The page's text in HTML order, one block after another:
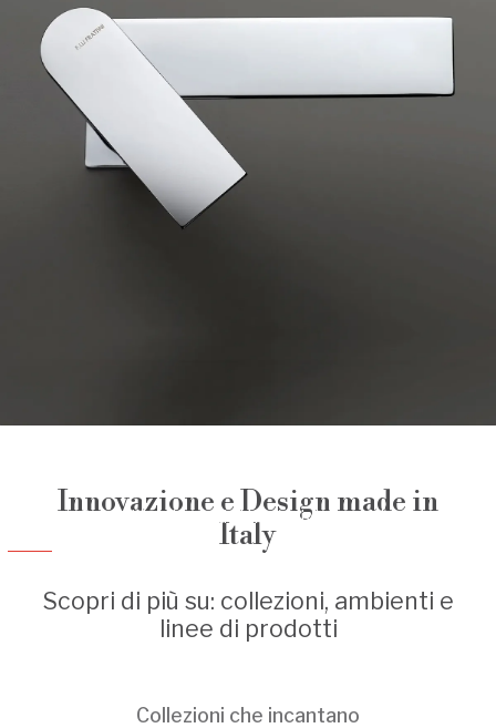
Scopri tutti i prodotti suddivisi per Linea
Innovazione e Design made in
Italy
Scopri di più su: collezioni, ambienti e
linee di prodotti
Collezioni che incantano